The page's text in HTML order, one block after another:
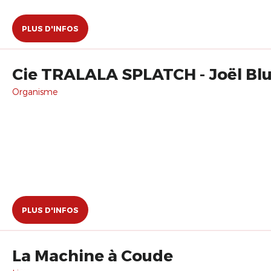
PLUS D'INFOS
Cie TRALALA SPLATCH - Joël
Organisme
PLUS D'INFOS
La Machine à Coude